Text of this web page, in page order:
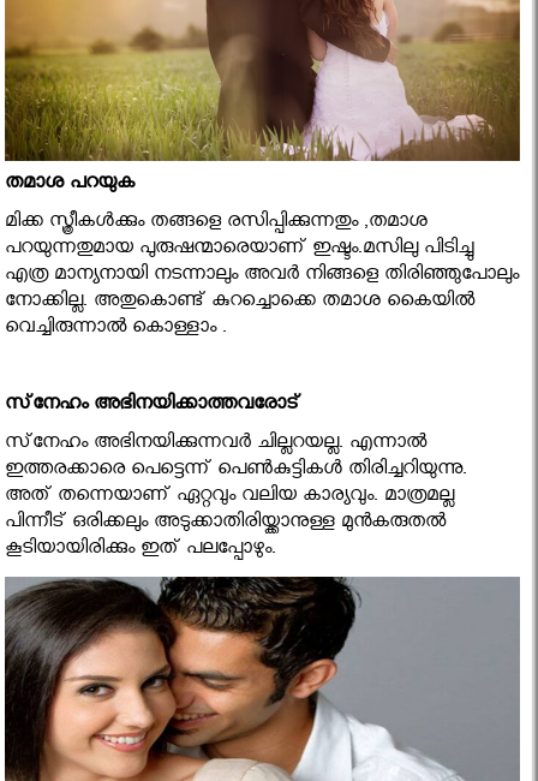
തമാശ പറയുക
മിക്ക സ്ത്രീകള്‍ക്കും തങ്ങളെ രസിപ്പിക്കുന്നതും ,തമാശ
പറയുന്നതുമായ പുരുഷന്മാരെയാണ് ഇഷ്ടം.മസിലു പിടിച്ചു
എത്ര മാന്യനായി നടന്നാലും അവര്‍ നിങ്ങളെ തിരിഞ്ഞുപോലും
നോക്കില്ല. അതുകൊണ്ട് കുറച്ചൊക്കെ തമാശ കൈയില്‍
വെച്ചിരുന്നാല്‍ കൊള്ളാം .
സ്‌നേഹം അഭിനയിക്കാത്തവരോട്
സ്‌നേഹം അഭിനയിക്കുന്നവര്‍ ചില്ലറയല്ല. എന്നാല്‍
ഇത്തരക്കാരെ പെട്ടെന്ന് പെണ്‍കുട്ടികള്‍ തിരിച്ചറിയുന്നു.
അത് തന്നെയാണ് ഏറ്റവും വലിയ കാര്യവും. മാത്രമല്ല
പിന്നീട് ഒരിക്കലും അടുക്കാതിരിയ്ക്കാനുള്ള മുന്‍കരുതല്‍
കൂടിയായിരിക്കും ഇത് പലപ്പോഴും.